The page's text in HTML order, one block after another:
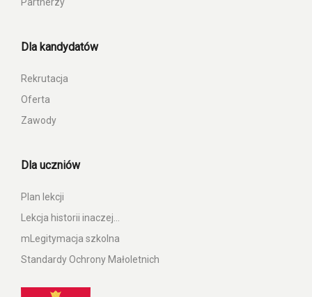
Dla kandydatów
Rekrutacja
Oferta
Zawody
Dla uczniów
Plan lekcji
Lekcja historii inaczej…
mLegitymacja szkolna
Standardy Ochrony Małoletnich